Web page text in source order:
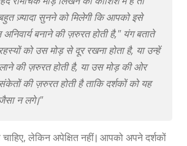
ज़्यादा सुनने को मिलेगी कि आपको इसे
अनिवार्य बनाने की ज़रुरत होती है," यंग बताते
को उस मोड़ से दूर रखना होता है, या उन्हें
की ज़रुरत होती है, या उस मोड़ की ओर
की ज़रुरत होती है ताकि दर्शकों को यह
न लगे।"
चाहिए, लेकिन अपेक्षित नहीं। आपको अपने दर्शकों